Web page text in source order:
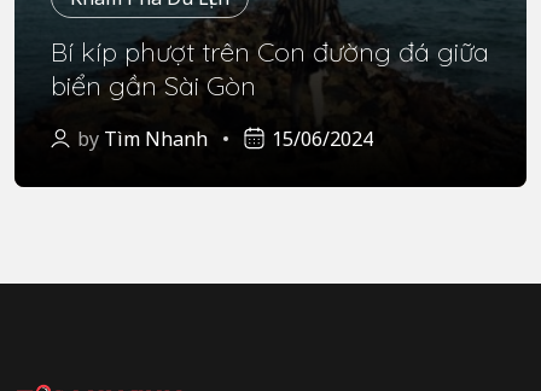
Bí kíp phượt trên Con đường đá giữa
biển gần Sài Gòn
by Tìm Nhanh 15/06/2024